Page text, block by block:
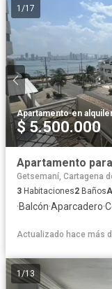
1 /17
Apartamento·en
$ 5.500.000
Apartamento
Getsemaní, Cartagena
3 Habitaciones2 Baños
·Balcón·Aparcadero·
Actualizado hace más
1 /13